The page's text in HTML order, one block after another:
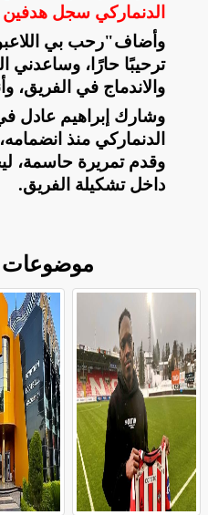
الدنماركي سجل
وأضاف"رحب بي
ترحيبًا حارًا، وساعدني
والاندماج في الفريق،
الدنماركي منذ
وقدم تمريرة حاسمة،
داخل تشكيلة الفريق.